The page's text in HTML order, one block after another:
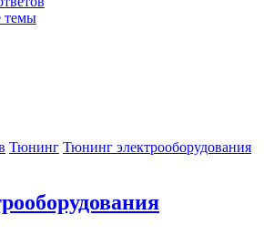
темы
Тюнинг Тюнинг электрооборудования